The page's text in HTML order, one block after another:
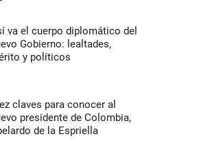
va el cuerpo diplomático del
Gobierno: lealtades,
y políticos
claves para conocer al
presidente de Colombia,
de la Espriella